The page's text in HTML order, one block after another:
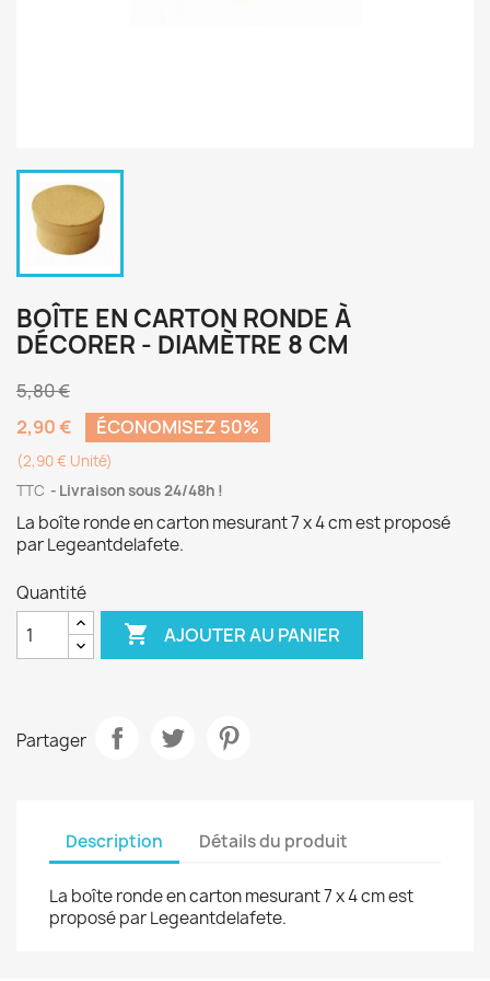
BOÎTE EN CARTON RONDE À
DÉCORER - DIAMÈTRE 8 CM
5,80 €
2,90 €
ÉCONOMISEZ 50%
(2,90 € Unité)
TTC
Livraison sous 24/48h !
La boîte ronde en carton mesurant 7 x 4 cm est proposé
par Legeantdelafete.
Quantité
 AJOUTER AU PANIER
Partager
Description Détails du produit
La boîte ronde en carton mesurant 7 x 4 cm est
proposé par Legeantdelafete.